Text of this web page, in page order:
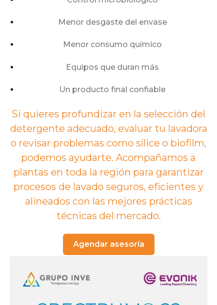
Menor desgaste del envase
Menor consumo químico
Equipos que duran más
Un producto final confiable
Si quieres profundizar en la selección del
detergente adecuado, evaluar tu lavadora
o revisar problemas como sílice o biofilm,
podemos ayudarte. Acompañamos a
plantas en toda la región para garantizar
procesos de lavado seguros, eficientes y
alineados con las mejores prácticas
técnicas del mercado.
Agendar asesoría